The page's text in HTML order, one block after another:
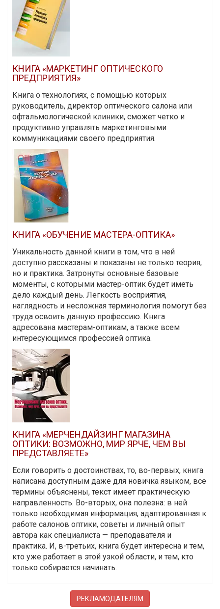
КНИГА «МАРКЕТИНГ ОПТИЧЕСКОГО
ПРЕДПРИЯТИЯ»
Книга о технологиях, с помощью которых
руководитель, директор оптического салона или
офтальмологической клиники, сможет четко и
продуктивно управлять маркетинговыми
коммуникациями своего предприятия.
КНИГА «ОБУЧЕНИЕ МАСТЕРА-ОПТИКА»
Уникальность данной книги в том, что в ней
доступно рассказаны и показаны не только теория,
но и практика. Затронуты основные базовые
моменты, с которыми мастер-оптик будет иметь
дело каждый день. Легкость восприятия,
наглядность и несложная терминология помогут без
труда освоить данную профессию. Книга
адресована мастерам-оптикам, а также всем
интересующимся профессией оптика.
КНИГА «МЕРЧЕНДАЙЗИНГ МАГАЗИНА
ОПТИКИ: ВОЗМОЖНО, МИР ЯРЧЕ, ЧЕМ ВЫ
ПРЕДСТАВЛЯЕТЕ»
Если говорить о достоинствах, то, во-первых, книга
написана доступным даже для новичка языком, все
термины объяснены, текст имеет практическую
направленность. Во-вторых, она полезна: в ней
только необходимая информация, адаптированная к
работе салонов оптики, советы и личный опыт
автора как специалиста — преподавателя и
практика. И, в-третьих, книга будет интересна и тем,
кто уже работает в этой узкой области, и тем, кто
только собирается начинать.
РЕКЛАМОДАТЕЛЯМ